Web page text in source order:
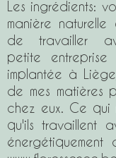
Les ingrédients:
manière
de travailler
petite
implantée à
de mes matières
chez eux. Ce qui
qu'ils travaillent